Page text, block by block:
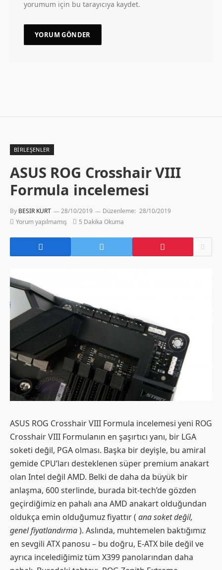
yorumum için bu tarayıcıya kaydet.
BIRLEŞENLER
ASUS ROG Crosshair VIII
Formula incelemesi
By BESIR KURT 28/10/2019 Düzenleme: 28/10/2019
Yorum yapılmamış
5 Dakika Okuma
ASUS ROG Crosshair VIII Formula incelemesi yeni ROG
Crosshair VIII Formulanın en şaşırtıcı yanı, bir LGA
soketi değil, PGA olması. Başka bir deyişle, bu amiral
gemide CPU’ları desteklenen süper premium anakart
olan Intel değil AMD. Belki de daha da büyük bir
anlaşma, 600 sterlinde, burada bit-tech’de gözden
geçirdiğimiz en pahalı ana AMD anakart olduğundan
oldukça emin olduğumuz fiyattır ( ana soket değil,
genel fiyatlandırma). Aslında, muhtemelen baktığımız
en sevgili ATX panosu – bu doğru, E-ATX bile değil ve
ayrıca incelediğimiz tüm X399 panolarından daha